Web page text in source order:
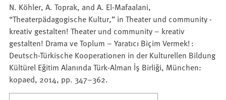
N. Köhler, A. Toprak, and A. El-Mafaalani,
“Theaterpädagogische Kultur,” in Theater und community -
kreativ gestalten! Theater und community – kreativ
gestalten! Drama ve Toplum – Yaratıcı Biçim Vermek! :
Deutsch-Türkische Kooperationen in der Kulturellen Bildung
Kültürel Eğitim Alanında Türk-Alman İş Birliği, München:
kopaed, 2014, pp. 347–362.